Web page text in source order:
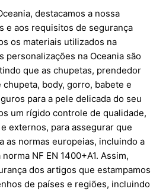
destacamos a nossa
e aos requisitos de segurança
os materiais utilizados na
personalizações na Oceania são
que as chupetas, prendedor
chupeta, body, gorro, babete e
para a pele delicada do seu
um rígido controle de qualidade,
externos, para assegurar que
as normas europeias, incluindo a
NF EN 1400+A1. Assim,
dos artigos que estampamos
de países e regiões, incluindo